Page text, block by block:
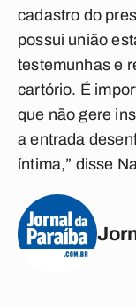
cadastro do
possui união
testemunhas e
cartório. É
que não gere
a entrada
íntima,” disse